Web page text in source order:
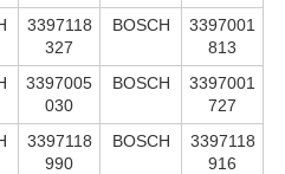
3397118
327
BOSCH
3397001
813
3397005
030
BOSCH
3397001
727
3397118
990
BOSCH
3397118
916